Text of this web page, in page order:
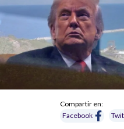
Compartir en:
Facebook